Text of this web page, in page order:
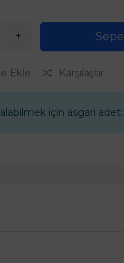
Ekle Karşılaştır
alabilmek için asgari adet: